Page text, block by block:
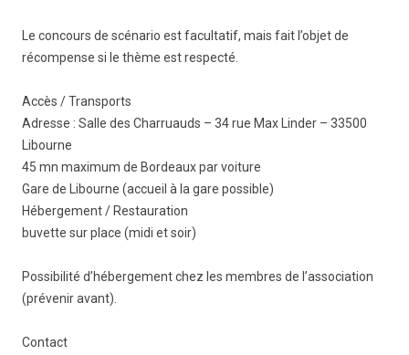
Le concours de scénario est facultatif, mais fait l’objet de
récompense si le thème est respecté.
Accès / Transports
Adresse : Salle des Charruauds – 34 rue Max Linder – 33500
Libourne
45 mn maximum de Bordeaux par voiture
Gare de Libourne (accueil à la gare possible)
Hébergement / Restauration
buvette sur place (midi et soir)
Possibilité d’hébergement chez les membres de l’association
(prévenir avant).
Contact